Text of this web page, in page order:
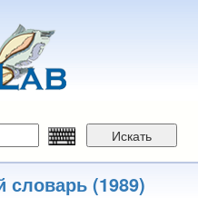
Искать
словарь (1989)